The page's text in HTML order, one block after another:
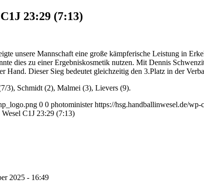
23:29 (7:13)
unsere Mannschaft eine große kämpferische Leistung in
dies zu einer Ergebniskosmetik nutzen. Mit Dennis
Hand. Dieser Sieg bedeutet gleichzeitig den 3.Platz in der
3), Schmidt (2), Malmei (3), Lievers (9).
0 0 photominister https://hsg.handballinwesel.de/
C1J 23:29 (7:13)
2025 - 16:49